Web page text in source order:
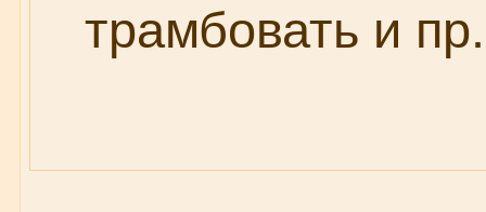
трамбовать и